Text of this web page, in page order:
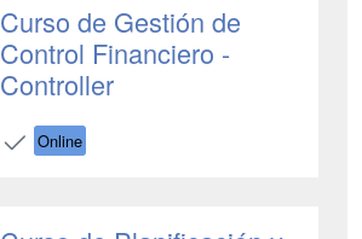
Curso de Gestión de
Control Financiero -
Controller
Online